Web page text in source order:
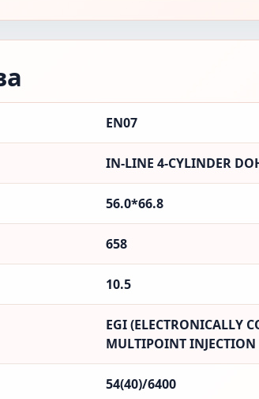
EN07
IN-LINE 4-CYLINDER
56.0*66.8
658
10.5
EGI (ELECTRONICALLY
MULTIPOINT INJECTION
54(40)/6400